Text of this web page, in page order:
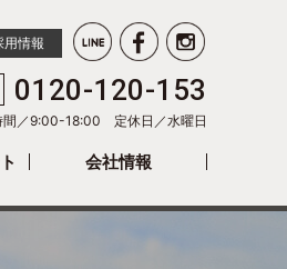
用情報
0120-120-153
間／9:00-18:00 定休日／水曜日
会社情報